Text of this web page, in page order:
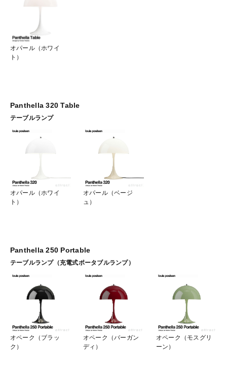
オパール（ホワイ
ト）
Panthella 320 Table
テーブルランプ
オパール（ホワイ
ト）
オパール（ベージ
ュ）
Panthella 250 Portable
テーブルランプ（充電式ポータブルランプ）
オペーク（ブラッ
ク）
オペーク（バーガン
ディ）
オペーク（モスグリ
ーン）